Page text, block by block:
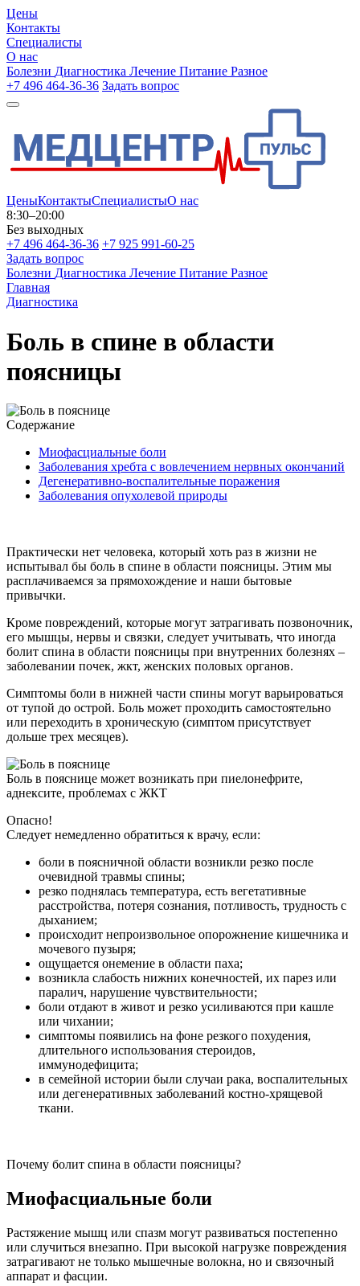
Цены
Контакты
Специалисты
О нас
Болезни Диагностика Лечение Питание Разное
+7 496 464-36-36 Задать вопрос
ЦеныКонтактыСпециалистыО нас
8:30–20:00
Без выходных
+7 496 464-36-36 +7 925 991-60-25
Задать вопрос
Болезни Диагностика Лечение Питание Разное
Главная
Диагностика
Боль в спине в области
поясницы
Содержание
Миофасциальные боли
Заболевания хребта с вовлечением нервных окончаний
Дегенеративно-воспалительные поражения
Заболевания опухолевой природы
Практически нет человека, который хоть раз в жизни не
испытывал бы боль в спине в области поясницы. Этим мы
расплачиваемся за прямохождение и наши бытовые
привычки.
Кроме повреждений, которые могут затрагивать позвоночник,
его мышцы, нервы и связки, следует учитывать, что иногда
болит спина в области поясницы при внутренних болезнях –
заболевании почек, жкт, женских половых органов.
Симптомы боли в нижней части спины могут варьироваться
от тупой до острой. Боль может проходить самостоятельно
или переходить в хроническую (симптом присутствует
дольше трех месяцев).
Боль в пояснице может возникать при пиелонефрите,
аднексите, проблемах с ЖКТ
Опасно!
Следует немедленно обратиться к врачу, если:
боли в поясничной области возникли резко после
очевидной травмы спины;
резко поднялась температура, есть вегетативные
расстройства, потеря сознания, потливость, трудность с
дыханием;
происходит непроизвольное опорожнение кишечника и
мочевого пузыря;
ощущается онемение в области паха;
возникла слабость нижних конечностей, их парез или
паралич, нарушение чувствительности;
боли отдают в живот и резко усиливаются при кашле
или чихании;
симптомы появились на фоне резкого похудения,
длительного использования стероидов,
иммунодефицита;
в семейной истории были случаи рака, воспалительных
или дегенеративных заболеваний костно-хрящевой
ткани.
Почему болит спина в области поясницы?
Миофасциальные боли
Растяжение мышц или спазм могут развиваться постепенно
или случиться внезапно. При высокой нагрузке повреждения
затрагивают не только мышечные волокна, но и связочный
аппарат и фасции.